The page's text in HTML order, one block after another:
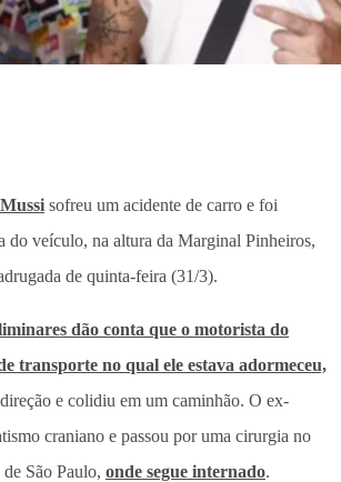
sofreu um acidente de carro e foi
do veículo, na altura da Marginal Pinheiros,
de quinta-feira (31/3).
dão conta que o motorista do
transporte no qual ele estava adormeceu,
e colidiu em um caminhão. O ex-
craniano e passou por uma cirurgia no
São Paulo, onde segue internado.